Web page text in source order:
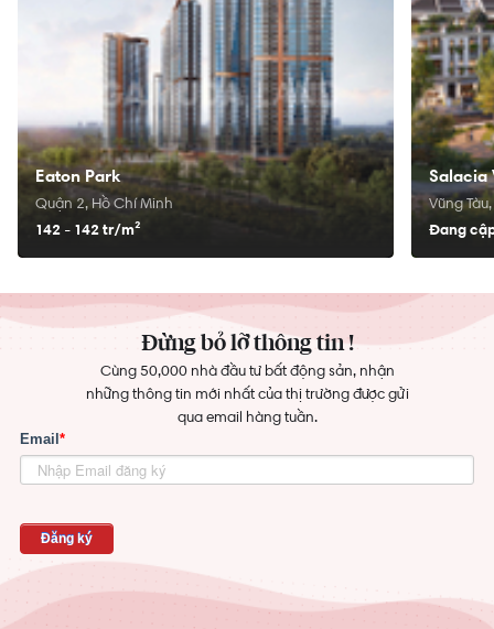
Eaton Park
Quận 2, Hồ Chí Minh
142 - 142 tr/m²
Salacia
Vũng
Đang
Đừng bỏ lỡ thông tin !
Cùng 50,000 nhà đầu tư bất động sản, nhận
những thông tin mới nhất của thị trường được gửi
qua email hàng tuần.